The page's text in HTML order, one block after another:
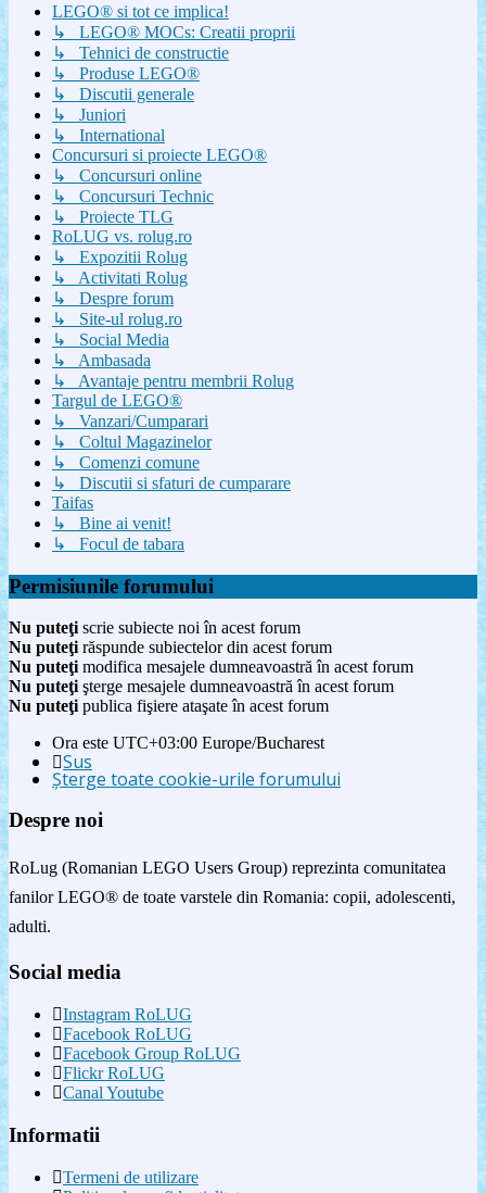
LEGO® si tot ce implica!
↳ LEGO® MOCs: Creatii proprii
↳ Tehnici de constructie
↳ Produse LEGO®
↳ Discutii generale
↳ Juniori
↳ International
Concursuri si proiecte LEGO®
↳ Concursuri online
↳ Concursuri Technic
↳ Proiecte TLG
RoLUG vs. rolug.ro
↳ Expozitii Rolug
↳ Activitati Rolug
↳ Despre forum
↳ Site-ul rolug.ro
↳ Social Media
↳ Ambasada
↳ Avantaje pentru membrii Rolug
Targul de LEGO®
↳ Vanzari/Cumparari
↳ Coltul Magazinelor
↳ Comenzi comune
↳ Discutii si sfaturi de cumparare
Taifas
↳ Bine ai venit!
↳ Focul de tabara
Permisiunile forumului
Nu puteţi scrie subiecte noi în acest forum
Nu puteţi răspunde subiectelor din acest forum
Nu puteţi modifica mesajele dumneavoastră în acest forum
Nu puteţi şterge mesajele dumneavoastră în acest forum
Nu puteţi publica fişiere ataşate în acest forum
Ora este UTC+03:00 Europe/Bucharest
Sus
Şterge toate cookie-urile forumului
Despre noi
RoLug (Romanian LEGO Users Group) reprezinta comunitatea
fanilor LEGO® de toate varstele din Romania: copii, adolescenti,
adulti.
Social media
Instagram RoLUG
Facebook RoLUG
Facebook Group RoLUG
Flickr RoLUG
Canal Youtube
Informatii
Termeni de utilizare